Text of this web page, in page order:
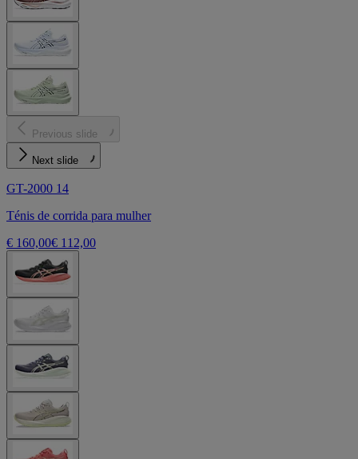
Previous slide
Next slide
GT-2000 14
Ténis de corrida para mulher
€ 160,00€ 112,00